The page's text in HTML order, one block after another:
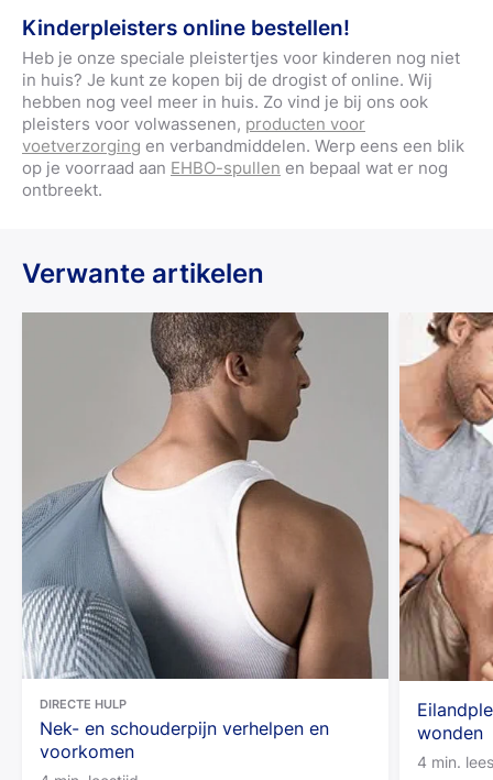
Kinderpleisters online bestellen!
Heb je onze speciale pleistertjes voor kinderen nog niet
in huis? Je kunt ze kopen bij de drogist of online. Wij
hebben nog veel meer in huis. Zo vind je bij ons ook
pleisters voor volwassenen, producten voor
voetverzorging en verbandmiddelen. Werp eens een blik
op je voorraad aan EHBO-spullen en bepaal wat er nog
ontbreekt.
Verwante artikelen
DIRECTE HULP
Nek- en schouderpijn verhelpen en
voorkomen
wonden
4 min.